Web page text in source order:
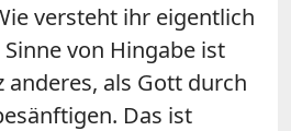
versteht ihr eigentlich
von Hingabe ist
anderes, als Gott durch
Das ist